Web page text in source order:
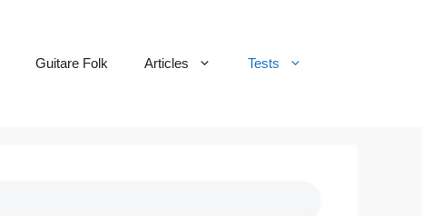
Guitare Folk Articles Tests